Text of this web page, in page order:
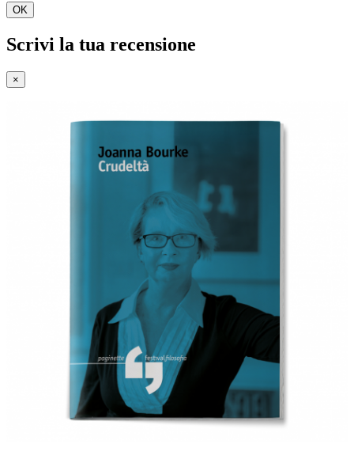
OK
Scrivi la tua recensione
×